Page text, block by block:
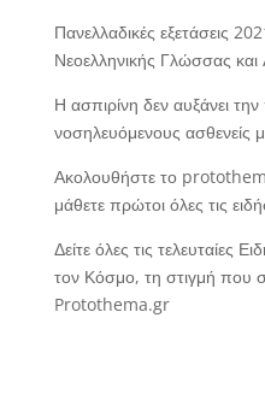
Πανελλαδικές εξετάσεις
Νεοελληνικής Γλώσσας και
Η ασπιρίνη δεν αυξάνει
νοσηλευόμενους ασθενείς
Ακολουθήστε το
μάθετε πρώτοι όλες τις
Δείτε όλες τις τελευταίες
τον Κόσμο, τη στιγμή που
Protothema.gr